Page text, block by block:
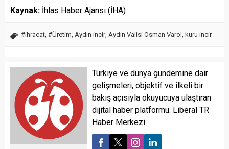
Kaynak: İhlas Haber Ajansı (İHA)
#ihracat, #Üretim, Aydın incir, Aydın Valisi Osman Varol , kuru incir
Türkiye ve dünya gündemine dair
gelişmeleri, objektif ve ilkeli bir
bakış açısıyla okuyucuya ulaştıran
dijital haber platformu. Liberal TR
Haber Merkezi.